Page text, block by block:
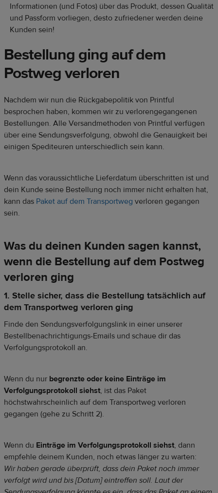
Informationen (und Fotos) über das Produkt, dessen Qualität
und Passform vorliegen, desto zufriedener werden deine
Kunden sein!
Bestellung ging auf dem
Postweg verloren
Nachdem wir nun die Rückgabepolitik von Printful
besprochen haben, kommen wir zu verlorengegangenen
Bestellungen. Alle Versandmethoden von Printful verfügen
über eine Sendungsverfolgung, obwohl die Genauigkeit bei
einigen Spediteuren unterschiedlich sein kann.
Wenn das voraussichtliche Lieferdatum überschritten ist und
dein Kunde seine Bestellung noch immer nicht erhalten hat,
kann das Paket auf dem Transportweg verloren gegangen
sein.
Was du deinen Kunden sagen kannst,
wenn die Bestellung auf dem Postweg
verloren ging
1. Stelle sicher, dass die Bestellung tatsächlich auf
dem Transportweg verloren ging
Finde den Sendungsverfolgungslink in einer unserer
Bestellbenachrichtigungs-Emails und schaue dir das
Verfolgungsprotokoll an.
Wenn du nur begrenzte oder keine Einträge im
Verfolgungsprotokoll siehst, ist das Paket
höchstwahrscheinlich auf dem Transportweg verloren
gegangen (gehe zu Schritt 2).
Wenn du Einträge im Verfolgungsprotokoll siehst, dann
empfehle deinem Kunden, noch etwas länger zu warten:
Wir haben gerade überprüft, dass dein Paket noch immer
verfolgt wird und bis [Datum] eintreffen soll. Laut der